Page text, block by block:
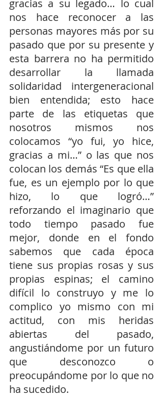
gracias a su legado… lo cual
nos hace reconocer a las
personas mayores más por su
pasado que por su presente y
esta barrera no ha permitido
desarrollar la llamada
solidaridad intergeneracional
bien entendida; esto hace
parte de las etiquetas que
nosotros mismos nos
colocamos “yo fui, yo hice,
gracias a mi…” o las que nos
colocan los demás “Es que ella
fue, es un ejemplo por lo que
hizo, lo que logró…”
reforzando el imaginario que
todo tiempo pasado fue
mejor, donde en el fondo
sabemos que cada época
tiene sus propias rosas y sus
propias espinas; el camino
difícil lo construyo y me lo
complico yo mismo con mi
actitud, con mis heridas
abiertas del pasado,
angustiándome por un futuro
que desconozco o
preocupándome por lo que no
ha sucedido.